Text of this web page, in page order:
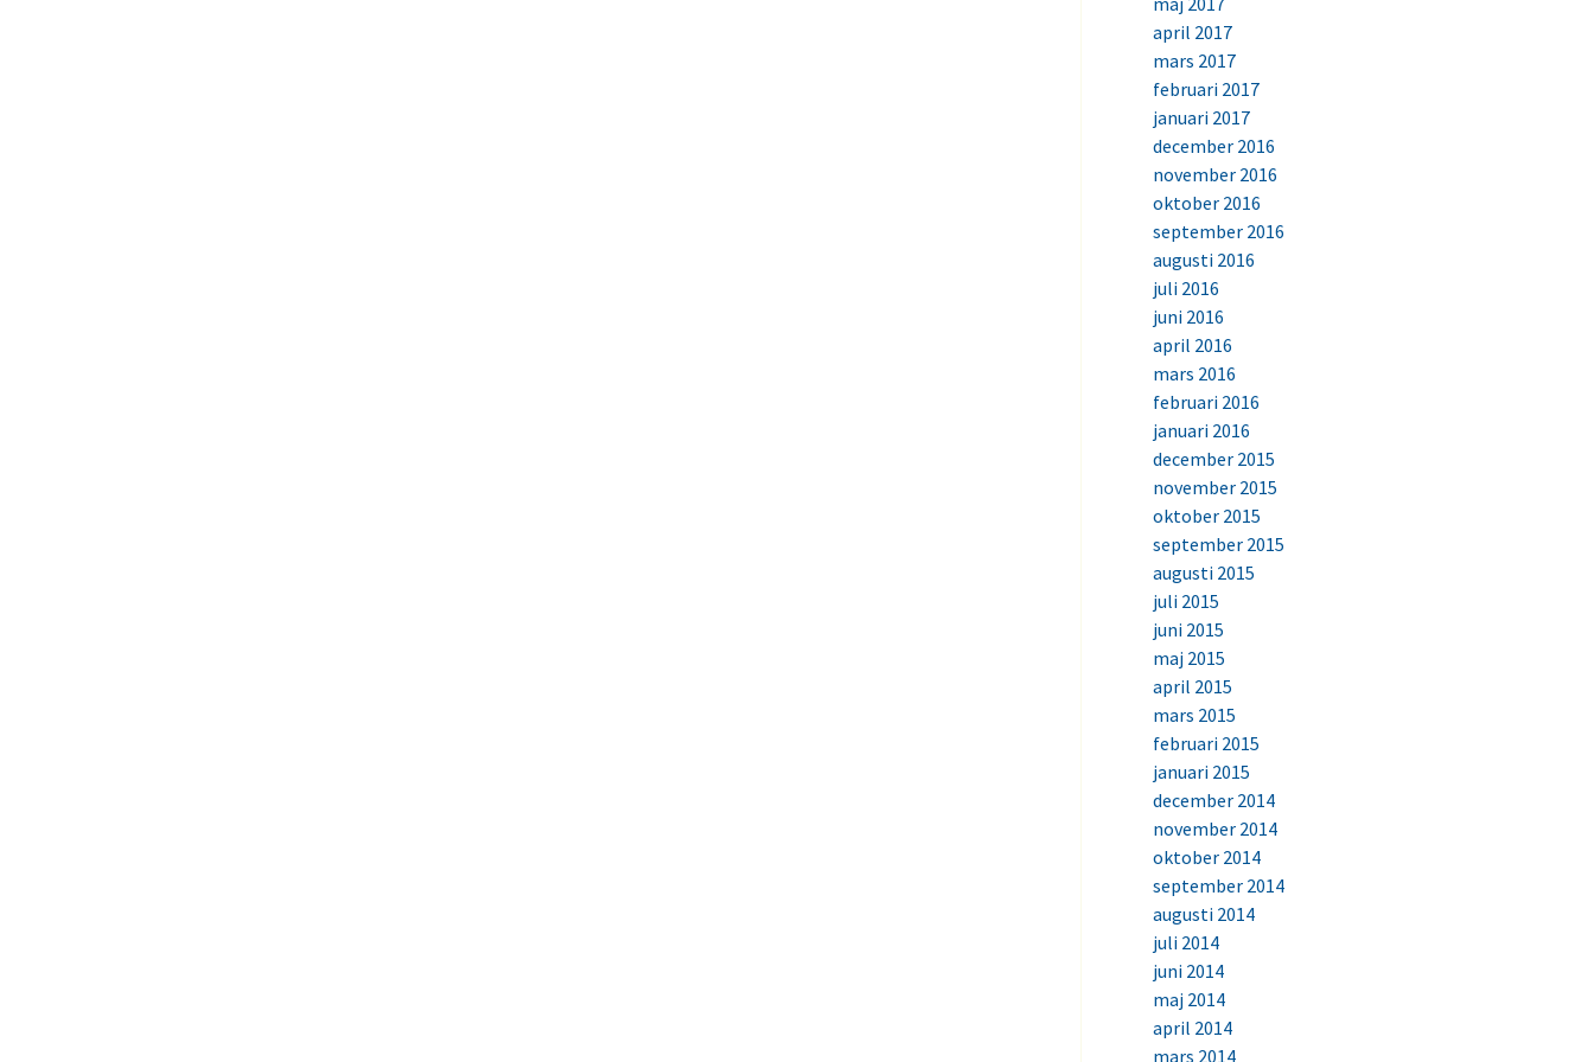
april 2017
mars 2017
februari 2017
januari 2017
december 2016
november 2016
oktober 2016
september 2016
augusti 2016
juli 2016
juni 2016
april 2016
mars 2016
februari 2016
januari 2016
december 2015
november 2015
oktober 2015
september 2015
augusti 2015
juli 2015
juni 2015
maj 2015
april 2015
mars 2015
februari 2015
januari 2015
december 2014
november 2014
oktober 2014
september 2014
augusti 2014
juli 2014
juni 2014
maj 2014
april 2014
mars 2014